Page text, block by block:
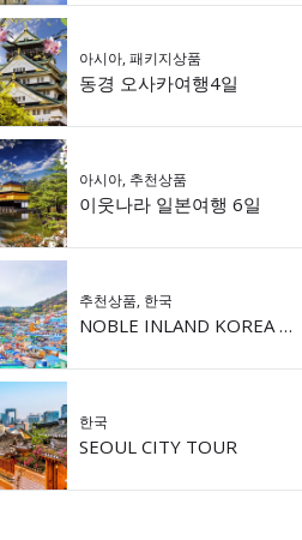
아시아,패키지상품
동경 오사카여행4일
아시아, 추천상품
이웃나라 일본여행 6일
추천상품, 한국
NOBLE INLAND KOREA 9DAY
한국
SEOUL CITY TOUR